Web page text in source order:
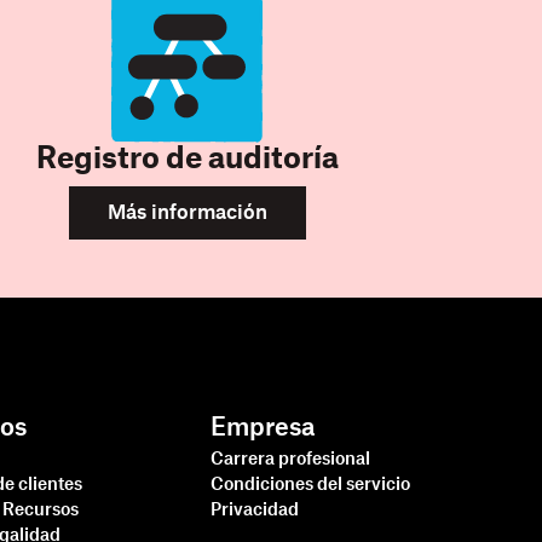
Registro de auditoría
Más información
clientes
Empresa
Carrera profesional
Condiciones del servicio
Privacidad